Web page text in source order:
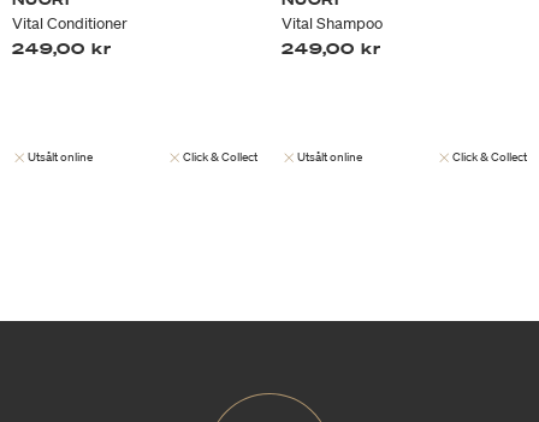
Vital Conditioner
249,00 kr
Utsålt online Click & Collect
Vital Shampoo
249,00 kr
Utsålt online Click & Collect